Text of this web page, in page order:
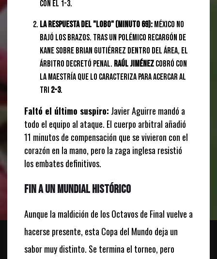
con el 1-3.
La respuesta del "Lobo" (Minuto 69): México no
bajó los brazos. Tras un polémico recargón de
Kane sobre Brian Gutiérrez dentro del área, el
árbitro decretó penal. Raúl Jiménezcobró con
la maestría que lo caracteriza para acercar al
Tri 2-3.
Faltó el último suspiro: Javier Aguirre mandó a
todo el equipo al ataque. El cuerpo arbitral añadió
11 minutos de compensación que se vivieron con el
corazón en la mano, pero la zaga inglesa resistió
los embates definitivos.
Fin a un Mundial histórico
Aunque la maldición de los Octavos de Final vuelve a
hacerse presente, esta Copa del Mundo deja un
sabor muy distinto. Se termina el torneo, pero